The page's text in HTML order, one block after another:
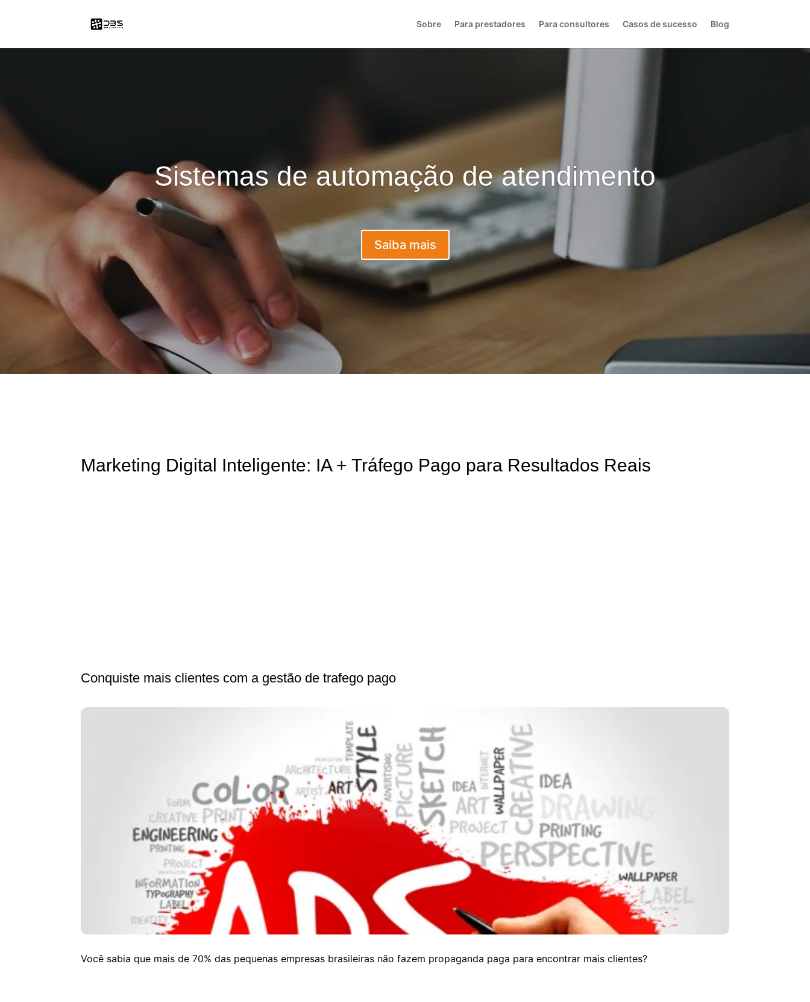
Sobre Para prestadores Para consultores Casos de sucesso Blog
Sistemas de automação de atendimento
Saiba mais
Marketing Digital Inteligente: IA + Tráfego Pago para Resultados Reais
Conquiste mais clientes com a gestão de trafego pago
Você sabia que mais de 70% das pequenas empresas brasileiras não fazem propaganda paga para encontrar mais clientes?